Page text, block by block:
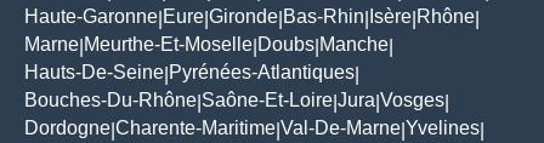
Haute-Garonne Eure Gironde Bas-Rhin Isère Rhône
Marne Meurthe-Et-Moselle Doubs Manche
Hauts-De-Seine Pyrénées-Atlantiques
Bouches-Du-Rhône Saône-Et-Loire Jura Vosges
Dordogne Charente-Maritime Val-De-Marne Yvelines